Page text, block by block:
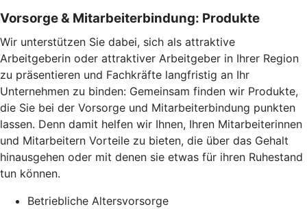
Vorsorge & Mitarbeiterbindung: Produkte
Wir unterstützen Sie dabei, sich als attraktive
Arbeitgeberin oder attraktiver Arbeitgeber in Ihrer Region
zu präsentieren und Fachkräfte langfristig an Ihr
Unternehmen zu binden: Gemeinsam finden wir Produkte,
die Sie bei der Vorsorge und Mitarbeiterbindung punkten
lassen. Denn damit helfen wir Ihnen, Ihren Mitarbeiterinnen
und Mitarbeitern Vorteile zu bieten, die über das Gehalt
hinausgehen oder mit denen sie etwas für ihren Ruhestand
tun können.
Betriebliche Altersvorsorge